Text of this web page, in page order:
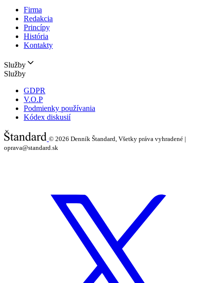
Firma
Redakcia
Princípy
História
Kontakty
Služby
Služby
GDPR
V.O.P
Podmienky používania
Kódex diskusií
© 2026 Denník Štandard, Všetky práva vyhradené |
oprava@standard.sk